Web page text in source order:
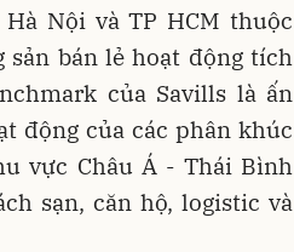
Nội và TP HCM thuộc
bán lẻ hoạt động tích
của Savills là ấn
động của các phân khúc
vực Châu Á - Thái Bình
sạn, căn hộ, logistic và